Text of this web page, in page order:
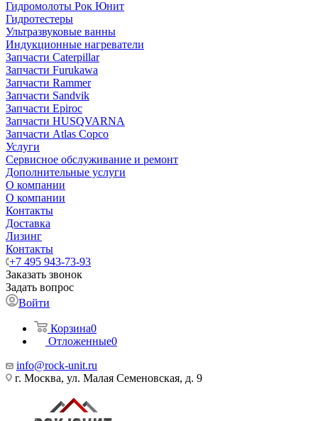
Гидромолоты Рок Юнит
Гидротестеры
Ультразвуковые ванны
Индукционные нагреватели
Запчасти Caterpillar
Запчасти Furukawa
Запчасти Rammer
Запчасти Sandvik
Запчасти Epiroc
Запчасти HUSQVARNA
Запчасти Atlas Copco
Услуги
Сервисное обслуживание и ремонт
Дополнительные услуги
О компании
О компании
Контакты
Доставка
Лизинг
Контакты
+7 495 943-73-93
Заказать звонок
Задать вопрос
Войти
Корзина0
Отложенные0
info@rock-unit.ru
г. Москва, ул. Малая Семеновская, д. 9